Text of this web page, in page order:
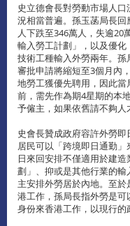
史立德會長對勞動市場人
況相當普遍。孫玉菡局長
人下跌至346萬人，失逾20
輸入勞工計劃」，以及優
技術工種輸入外勞兩年。孫
審批申請將縮短至3個月內
地勞工獲優先聘用，因此
前，需先作為期4星期的本
予僱主，如果依舊請不夠人
史會長贊成政府容許外勞
居民可以「跨境即日通勤
日來回安排不僅適用於建
劃」、抑或是其他行業的
主安排外勞居於內地。至
港工作，孫局長指外勞是
身份來香港工作，以現行的